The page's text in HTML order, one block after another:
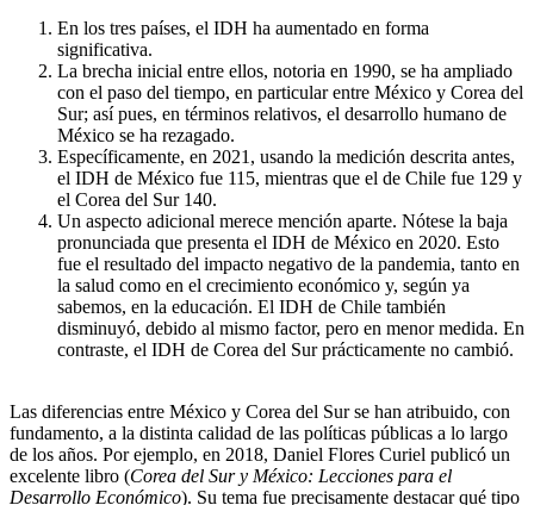
En los tres países, el IDH ha aumentado en forma
significativa.
La brecha inicial entre ellos, notoria en 1990, se ha ampliado
con el paso del tiempo, en particular entre México y Corea del
Sur; así pues, en términos relativos, el desarrollo humano de
México se ha rezagado.
Específicamente, en 2021, usando la medición descrita antes,
el IDH de México fue 115, mientras que el de Chile fue 129 y
el Corea del Sur 140.
Un aspecto adicional merece mención aparte. Nótese la baja
pronunciada que presenta el IDH de México en 2020. Esto
fue el resultado del impacto negativo de la pandemia, tanto en
la salud como en el crecimiento económico y, según ya
sabemos, en la educación. El IDH de Chile también
disminuyó, debido al mismo factor, pero en menor medida. En
contraste, el IDH de Corea del Sur prácticamente no cambió.
Las diferencias entre México y Corea del Sur se han atribuido, con
fundamento, a la distinta calidad de las políticas públicas a lo largo
de los años. Por ejemplo, en 2018, Daniel Flores Curiel publicó un
excelente libro (Corea del Sur y México: Lecciones para el
Desarrollo Económico). Su tema fue precisamente destacar qué tipo